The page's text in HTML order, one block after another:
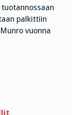
palkittiin
vuonna